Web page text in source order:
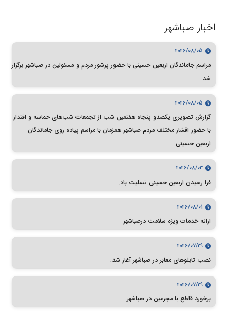
اخبار صباشهر
2026/08/05
مراسم جاماندگان اربعین حسینی با حضور پرشور مردم و مسئولین در صباشهر برگزار
شد
2026/08/05
گزارش تصویری یکصدو پنجاه هفتمین شب از تجمعات شب‌های حماسه و اقتدار
با حضور اقشار مختلف مردم صباشهر همزمان با مراسم پیاده روی جاماندگان
اربعین حسینی
2026/08/03
فرا رسیدن اربعین حسینی تسلیت باد.
2026/08/01
ارائه خدمات ویژه سلامت درصباشهر
2026/07/29
نصب تابلوهای معابر در صباشهر آغاز شد.
2026/07/29
برخورد قاطع با مجرمین در صباشهر